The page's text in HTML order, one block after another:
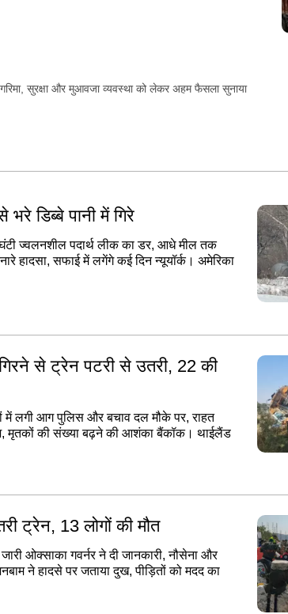
गरिमा, सुरक्षा और मुआवजा व्यवस्था को लेकर अहम फैसला सुनाया
डिब्बे पानी में गिरे
ज्वलनशील पदार्थ लीक का डर, आधे मील तक
हादसा, सफाई में लगेंगे कई दिन न्यूयॉर्क। अमेरिका
से ट्रेन पटरी से उतरी, 22 की
में लगी आग पुलिस और बचाव दल मौके पर, राहत
मृतकों की संख्या बढ़ने की आशंका बैंकॉक। थाईलैंड
ट्रेन, 13 लोगों की मौत
ओक्साका गवर्नर ने दी जानकारी, नौसेना और
ने हादसे पर जताया दुख, पीड़ितों को मदद का